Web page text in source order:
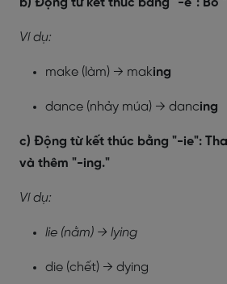
b) Động từ kết thúc bằng "-e": Bỏ
Ví dụ:
make (làm) → making
dance (nhảy múa) → dancing
c) Động từ kết thúc bằng "-ie":
và thêm "-ing."
Ví dụ:
lie (nằm) → lying
die (chết) → dying